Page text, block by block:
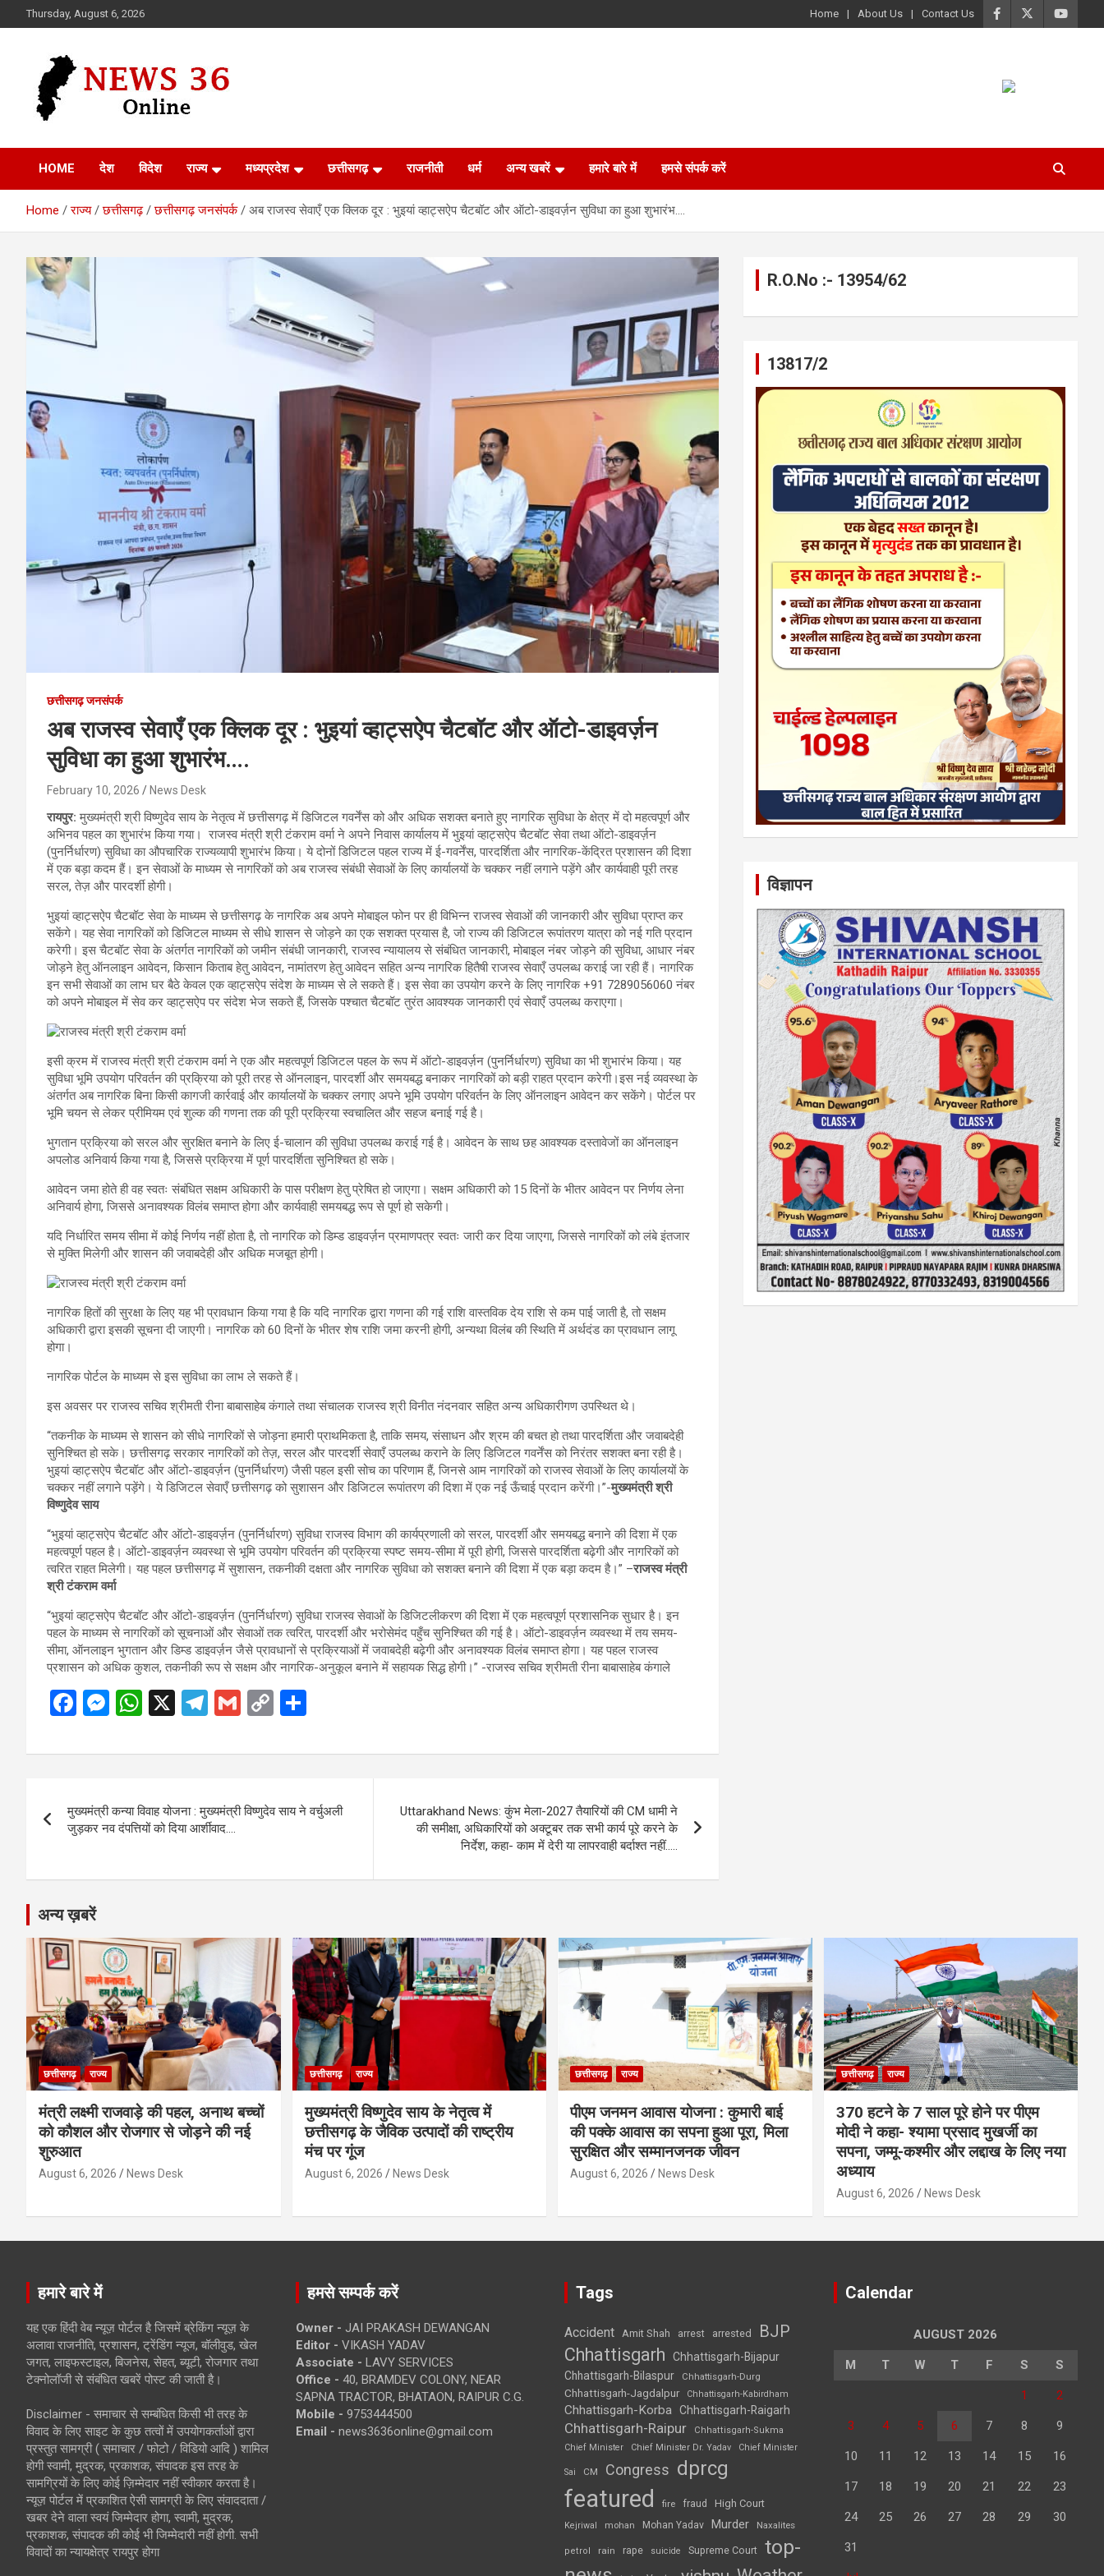
to
Thursday, August 6, 2026 Home About Us Contact Us
News 36
HOME देश विदेश राज्य मध्यप्रदेश छत्तीसगढ़ राजनीती धर्म अन्य खबरें हमारे बारे में हमसे संपर्क करें
Home राज्य छत्तीसगढ़ छत्तीसगढ़ जनसंपर्क अब राजस्व सेवाएँ एक क्लिक दूर : भुइयां व्हाट्सऐप चैटबॉट और ऑटो-डाइवर्ज़न सुविधा का हुआ शुभारंभ….
छत्तीसगढ़ जनसंपर्क
अब राजस्व सेवाएँ एक क्लिक दूर : भुइयां व्हाट्सऐप चैटबॉट और ऑटो-डाइवर्ज़न
सुविधा का हुआ शुभारंभ….
February 10, 2026 News Desk
रायपुर:मुख्यमंत्री श्री विष्णुदेव साय के नेतृत्व में छत्तीसगढ़ में डिजिटल गवर्नेंस को और अधिक सशक्त बनाते हुए नागरिक सुविधा के क्षेत्र में दो महत्वपूर्ण और
अभिनव पहल का शुभारंभ किया गया। राजस्व मंत्री श्री टंकराम वर्मा ने अपने निवास कार्यालय में भुइयां व्हाट्सऐप चैटबॉट सेवा तथा ऑटो-डाइवर्ज़न
(पुनर्निर्धारण) सुविधा का औपचारिक राज्यव्यापी शुभारंभ किया। ये दोनों डिजिटल पहल राज्य में ई-गवर्नेंस, पारदर्शिता और नागरिक-केंद्रित प्रशासन की दिशा
में एक बड़ा कदम हैं। इन सेवाओं के माध्यम से नागरिकों को अब राजस्व संबंधी सेवाओं के लिए कार्यालयों के चक्कर नहीं लगाने पड़ेंगे और कार्यवाही पूरी तरह
सरल, तेज़ और पारदर्शी होगी।
भुइयां व्हाट्सऐप चैटबॉट सेवा के माध्यम से छत्तीसगढ़ के नागरिक अब अपने मोबाइल फोन पर ही विभिन्न राजस्व सेवाओं की जानकारी और सुविधा प्राप्त कर
सकेंगे। यह सेवा नागरिकों को डिजिटल माध्यम से सीधे शासन से जोड़ने का एक सशक्त प्रयास है, जो राज्य की डिजिटल रूपांतरण यात्रा को नई गति प्रदान
करेगी। इस चैटबॉट सेवा के अंतर्गत नागरिकों को जमीन संबंधी जानकारी, राजस्व न्यायालय से संबंधित जानकारी, मोबाइल नंबर जोड़ने की सुविधा, आधार नंबर
जोड़ने हेतु ऑनलाइन आवेदन, किसान किताब हेतु आवेदन, नामांतरण हेतु आवेदन सहित अन्य नागरिक हितैषी राजस्व सेवाएँ उपलब्ध कराई जा रही हैं। नागरिक
इन सभी सेवाओं का लाभ घर बैठे केवल एक व्हाट्सऐप संदेश के माध्यम से ले सकते हैं। इस सेवा का उपयोग करने के लिए नागरिक +91 7289056060 नंबर
को अपने मोबाइल में सेव कर व्हाट्सऐप पर संदेश भेज सकते हैं, जिसके पश्चात चैटबॉट तुरंत आवश्यक जानकारी एवं सेवाएँ उपलब्ध कराएगा।
इसी क्रम में राजस्व मंत्री श्री टंकराम वर्मा ने एक और महत्वपूर्ण डिजिटल पहल के रूप में ऑटो-डाइवर्ज़न (पुनर्निर्धारण) सुविधा का भी शुभारंभ किया। यह
सुविधा भूमि उपयोग परिवर्तन की प्रक्रिया को पूरी तरह से ऑनलाइन, पारदर्शी और समयबद्ध बनाकर नागरिकों को बड़ी राहत प्रदान करेगी।इस नई व्यवस्था के
अंतर्गत अब नागरिक बिना किसी कागजी कार्रवाई और कार्यालयों के चक्कर लगाए अपने भूमि उपयोग परिवर्तन के लिए ऑनलाइन आवेदन कर सकेंगे। पोर्टल पर
भूमि चयन से लेकर प्रीमियम एवं शुल्क की गणना तक की पूरी प्रक्रिया स्वचालित और सहज बनाई गई है।
भुगतान प्रक्रिया को सरल और सुरक्षित बनाने के लिए ई-चालान की सुविधा उपलब्ध कराई गई है। आवेदन के साथ छह आवश्यक दस्तावेजों का ऑनलाइन
अपलोड अनिवार्य किया गया है, जिससे प्रक्रिया में पूर्ण पारदर्शिता सुनिश्चित हो सके।
आवेदन जमा होते ही वह स्वतः संबंधित सक्षम अधिकारी के पास परीक्षण हेतु प्रेषित हो जाएगा। सक्षम अधिकारी को 15 दिनों के भीतर आवेदन पर निर्णय लेना
अनिवार्य होगा, जिससे अनावश्यक विलंब समाप्त होगा और कार्यवाही समयबद्ध रूप से पूर्ण हो सकेगी।
यदि निर्धारित समय सीमा में कोई निर्णय नहीं होता है, तो नागरिक को डिम्ड डाइवर्ज़न प्रमाणपत्र स्वतः जारी कर दिया जाएगा, जिससे नागरिकों को लंबे इंतजार
से मुक्ति मिलेगी और शासन की जवाबदेही और अधिक मजबूत होगी।
नागरिक हितों की सुरक्षा के लिए यह भी प्रावधान किया गया है कि यदि नागरिक द्वारा गणना की गई राशि वास्तविक देय राशि से कम पाई जाती है, तो सक्षम
अधिकारी द्वारा इसकी सूचना दी जाएगी। नागरिक को 60 दिनों के भीतर शेष राशि जमा करनी होगी, अन्यथा विलंब की स्थिति में अर्थदंड का प्रावधान लागू
होगा।
नागरिकपोर्टल के माध्यम से इस सुविधा का लाभ ले सकते हैं।
इस अवसर पर राजस्व सचिव श्रीमती रीना बाबासाहेब कंगाले तथा संचालक राजस्व श्री विनीत नंदनवार सहित अन्य अधिकारीगण उपस्थित थे।
“तकनीक के माध्यम से शासन को सीधे नागरिकों से जोड़ना हमारी प्राथमिकता है, ताकि समय, संसाधन और श्रम की बचत हो तथा पारदर्शिता और जवाबदेही
सुनिश्चित हो सके। छत्तीसगढ़ सरकार नागरिकों को तेज़, सरल और पारदर्शी सेवाएँ उपलब्ध कराने के लिए डिजिटल गवर्नेंस को निरंतर सशक्त बना रही है।
भुइयां व्हाट्सऐप चैटबॉट और ऑटो-डाइवर्ज़न (पुनर्निर्धारण) जैसी पहल इसी सोच का परिणाम हैं, जिनसे आम नागरिकों को राजस्व सेवाओं के लिए कार्यालयों के
चक्कर नहीं लगाने पड़ेंगे। ये डिजिटल सेवाएँ छत्तीसगढ़ को सुशासन और डिजिटल रूपांतरण की दिशा में एक नई ऊँचाई प्रदान करेंगी।”-मुख्यमंत्री श्री
विष्णुदेव साय
“भुइयां व्हाट्सऐप चैटबॉट और ऑटो-डाइवर्ज़न (पुनर्निर्धारण) सुविधा राजस्व विभाग की कार्यप्रणाली को सरल, पारदर्शी और समयबद्ध बनाने की दिशा में एक
महत्वपूर्ण पहल है। ऑटो-डाइवर्ज़न व्यवस्था से भूमि उपयोग परिवर्तन की प्रक्रिया स्पष्ट समय-सीमा में पूरी होगी, जिससे पारदर्शिता बढ़ेगी और नागरिकों को
त्वरित राहत मिलेगी। यह पहल छत्तीसगढ़ में सुशासन, तकनीकी दक्षता और नागरिक सुविधा को सशक्त बनाने की दिशा में एक बड़ा कदम है।” –राजस्व मंत्री
श्री टंकराम वर्मा
“भुइयां व्हाट्सऐप चैटबॉट और ऑटो-डाइवर्ज़न (पुनर्निर्धारण) सुविधा राजस्व सेवाओं के डिजिटलीकरण की दिशा में एक महत्वपूर्ण प्रशासनिक सुधार है। इन
पहल के माध्यम से नागरिकों को सूचनाओं और सेवाओं तक त्वरित, पारदर्शी और भरोसेमंद पहुँच सुनिश्चित की गई है। ऑटो-डाइवर्ज़न व्यवस्था में तय समय-
सीमा, ऑनलाइन भुगतान और डिम्ड डाइवर्ज़न जैसे प्रावधानों से प्रक्रियाओं में जवाबदेही बढ़ेगी और अनावश्यक विलंब समाप्त होगा। यह पहल राजस्व
प्रशासन को अधिक कुशल, तकनीकी रूप से सक्षम और नागरिक-अनुकूल बनाने में सहायक सिद्ध होगी।” -राजस्व सचिव श्रीमती रीना बाबासाहेब कंगाले
F
ce
o
o
M
se
g
er
W
at
A
p
X
T
e
a
m
G
ail
C
py
n
ar
navigation
मुख्यमंत्री कन्या विवाह योजना : मुख्यमंत्री विष्णुदेव साय ने वर्चुअली
जुड़कर नव दंपत्तियों को दिया आर्शीवाद….
Uttarakhand News: कुंभ मेला-2027 तैयारियों की CM धामी ने
की समीक्षा, अधिकारियों को अक्टूबर तक सभी कार्य पूरे करने के
निर्देश, कहा- काम में देरी या लापरवाही बर्दाश्त नहीं…..
R.O.No :- 13954/62
13817/2
विज्ञापन
अन्य ख़बरें
छत्तीसगढ़ राज्य
मंत्री लक्ष्मी राजवाड़े की पहल, अनाथ बच्चों
को कौशल और रोजगार से जोड़ने की नई
शुरुआत
August 6, 2026 News Desk
छत्तीसगढ़ राज्य
मुख्यमंत्री विष्णुदेव साय के नेतृत्व में
छत्तीसगढ़ के जैविक उत्पादों की राष्ट्रीय
मंच पर गूंज
August 6, 2026 News Desk
छत्तीसगढ़ राज्य
पीएम जनमन आवास योजना : कुमारी बाई
की पक्के आवास का सपना हुआ पूरा, मिला
सुरक्षित और सम्मानजनक जीवन
August 6, 2026 News Desk
छत्तीसगढ़ राज्य
370 हटने के 7 साल पूरे होने पर पीएम
मोदी ने कहा- श्यामा प्रसाद मुखर्जी का
सपना, जम्मू-कश्मीर और लद्दाख के लिए नया
अध्याय
August 6, 2026 News Desk
हमारे बारे में
यह एक हिंदी वेब न्यूज़ पोर्टल है जिसमें ब्रेकिंग न्यूज़ के
अलावा राजनीति, प्रशासन, ट्रेंडिंग न्यूज, बॉलीवुड, खेल
जगत, लाइफस्टाइल, बिजनेस, सेहत, ब्यूटी, रोजगार तथा
टेक्नोलॉजी से संबंधित खबरें पोस्ट की जाती है।
Disclaimer - समाचार से सम्बंधित किसी भी तरह के
विवाद के लिए साइट के कुछ तत्वों में उपयोगकर्ताओं द्वारा
प्रस्तुत सामग्री ( समाचार / फोटो / विडियो आदि ) शामिल
होगी स्वामी, मुद्रक, प्रकाशक, संपादक इस तरह के
सामग्रियों के लिए कोई ज़िम्मेदार नहीं स्वीकार करता है।
न्यूज़ पोर्टल में प्रकाशित ऐसी सामग्री के लिए संवाददाता /
खबर देने वाला स्वयं जिम्मेदार होगा, स्वामी, मुद्रक,
प्रकाशक, संपादक की कोई भी जिम्मेदारी नहीं होगी. सभी
विवादों का न्यायक्षेत्र रायपुर होगा
हमसे सम्पर्क करें
Owner - JAI PRAKASH DEWANGAN
Editor - VIKASH YADAV
Associate - LAVY SERVICES
Office - 40, BRAMDEV COLONY, NEAR
SAPNA TRACTOR, BHATAON, RAIPUR C.G.
Mobile - 9753444500
Email - news3636online@gmail.com
Tags
Accident Amit Shah arrest arrested BJP
Chhattisgarh
Chhattisgarh-Bijapur
Chhattisgarh-Bilaspur
Chhattisgarh-Durg
Chhattisgarh-Jagdalpur Chhattisgarh-Kabirdham
Chhattisgarh-Korba Chhattisgarh-Raigarh
Chhattisgarh-Raipur
Chhattisgarh-Sukma
Chief Minister
Chief Minister Dr. Yadav Chief Minister
Sai CM Congress dprcg
featured fire fraud High Court
Kejriwal mohan Mohan Yadav Murder Naxalites
petrol rain rape suicide Supreme Court top-
Calendar
AUGUST 2026
M T W T F S S
1 2
3 4 5 6 7 8 9
10 11 12 13 14 15 16
17 18 19 20 21 22 23
24 25 26 27 28 29 30
31